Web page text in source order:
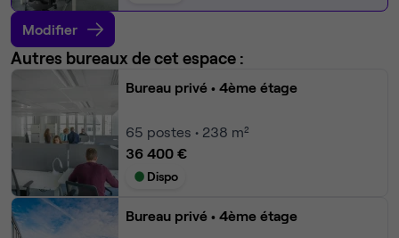
Modifier
Autres bureaux de cet espace :
Bureau privé • 4ème étage
65 postes • 238 m²
36 400 €
Dispo
Bureau privé • 4ème étage